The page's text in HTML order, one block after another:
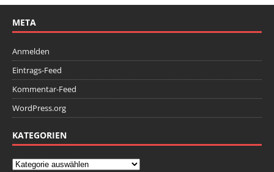
META
Anmelden
Eintrags-Feed
Kommentar-Feed
WordPress.org
KATEGORIEN